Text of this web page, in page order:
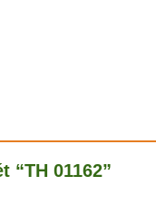
“TH 01162”